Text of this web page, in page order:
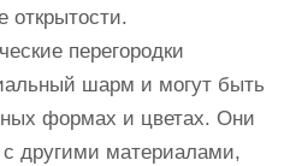
открытости.
перегородки
шарм и могут быть
формах и цветах. Они
другими материалами,